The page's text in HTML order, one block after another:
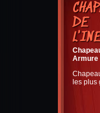
DE
Armure
les plus